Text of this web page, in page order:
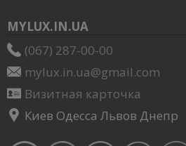
MYLUX.IN.UA
(067) 287-00-00
mylux.in.ua@gmail.com
Визитная карточка
Киев Одесса Львов Днепр